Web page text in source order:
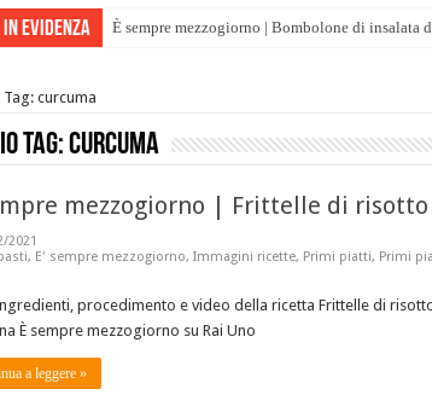
evidenza È sempre mezzogiorno | Bombolone di insalata
Tag: curcuma
tag:curcuma
mezzogiorno | Frittelle di
2021
, E' sempre mezzogiorno, Immagini ricette, Primi piatti, Primi
procedimento e video della ricetta Frittelle di
È sempre mezzogiorno su Rai Uno
a leggere »